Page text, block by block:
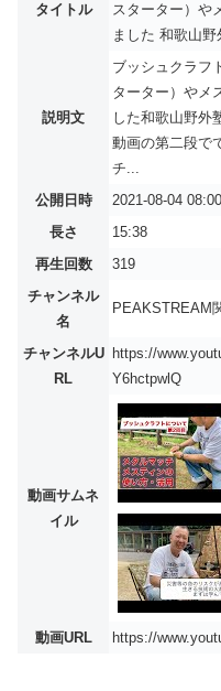
タイトル
スターター）や
ました 和歌山
説明文
ブッシュクラフ
ターター）やメ
した和歌山野外
動画の第二段で
チ...
公開日時
2021-08-04
長さ
15:38
再生回数
319
チャンネル
名
PEAKSTREAM
チャンネルU
RL
https://
Y6hctpwlQ
動画サムネ
イル
動画URL https://